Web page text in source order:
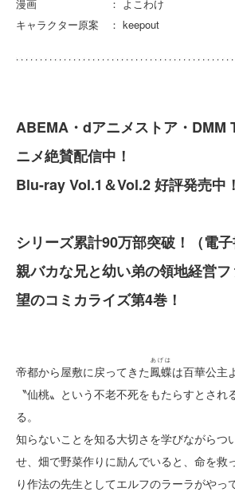
漫画 ： よこわけ
キャラクター原案 ： keepout
ABEMA・dアニメストア・DMM
ニメ絶賛配信中！
Blu-ray Vol.1＆Vol.2 好評発売中！
シリーズ累計90万部突破！（電子
親バカな兄と幼い弟の領地経営
望のコミカライズ第4巻！
帝都から屋敷に戻ってきた鳳蝶
あげは
は百華公主
〝仙桃〟という不老不死をもたらすとされ
る。
知らないことを知る大切さを学びながらつ
せ、畑で野菜作りに励んでいると、命を救
り作法の先生としてエルフのラーラがやっ